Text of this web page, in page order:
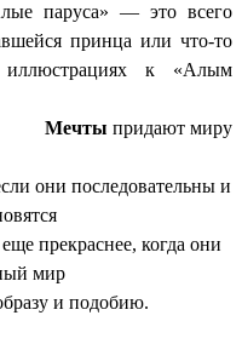
паруса» — это всего
принца или что-то
к «Алым
Мечты придают миру
и
когда они
мир
и подобию.